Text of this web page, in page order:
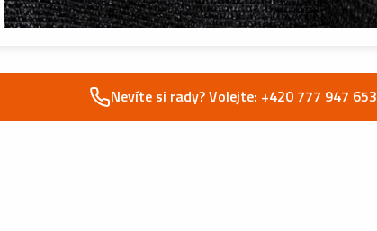
Nevíte si rady? Volejte: +420 777 947 653